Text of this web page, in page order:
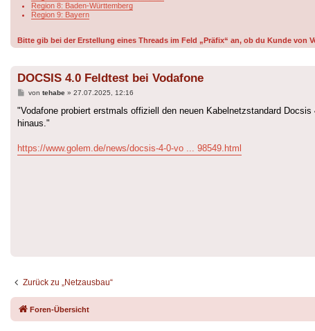
Region 8: Baden-Württemberg
Region 9: Bayern
Bitte gib bei der Erstellung eines Threads im Feld „Präfix“ an, ob du Kunde von
DOCSIS 4.0 Feldtest bei Vodafone
Beitrag
von tehabe» 27.07.2025, 12:16
"Vodafone probiert erstmals offiziell den neuen Kabelnetzstandard
hinaus."
https://www.golem.de/news/docsis-4-0-vo ... 98549.html
Zurück zu „Netzausbau“
Foren-Übersicht